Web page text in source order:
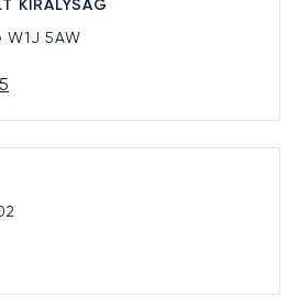
KIRÁLYSÁG
W1J 5AW